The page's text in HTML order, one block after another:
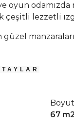
oyun
çeşitli lezzetli
Boyut
67 m2